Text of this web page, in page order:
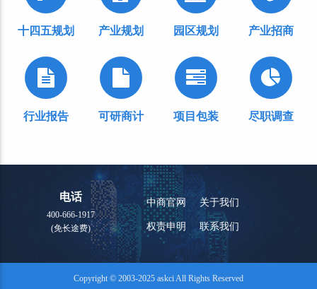
十四五规划 产业规划 园区规划 产业招商
行业报告 可研商计 项目包装 尽职调查
电话
400-666-1917
(免长途费)
中商官网 关于我们
权责申明 联系我们
Copyright © 2003-2025 askci All Rights Reserved